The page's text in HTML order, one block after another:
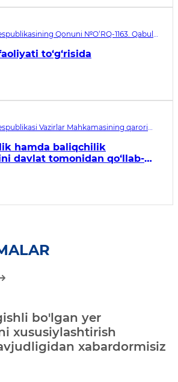
Qonuni №O‘RQ-1163. Qabul
to‘g‘risida
Vazirlar Mahkamasining qarori
hamda baliqchilik
davlat tomonidan qo‘llab-
bo'lgan yer
xususiylashtirish
xabardormisiz